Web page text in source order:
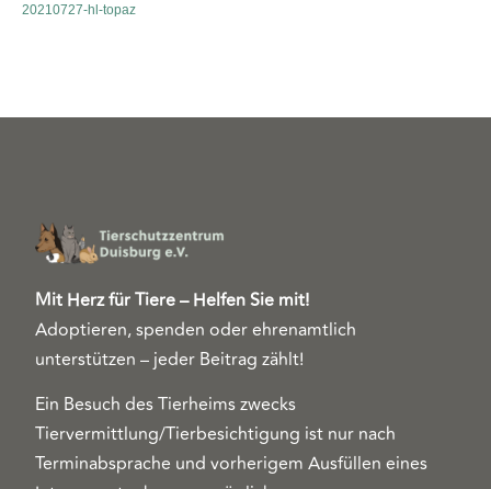
20210727-hl-topaz
Mit Herz für Tiere – Helfen Sie mit!
Adoptieren, spenden oder ehrenamtlich
unterstützen – jeder Beitrag zählt!
Ein Besuch des Tierheims zwecks
Tiervermittlung/Tierbesichtigung ist nur nach
Terminabsprache und vorherigem Ausfüllen eines